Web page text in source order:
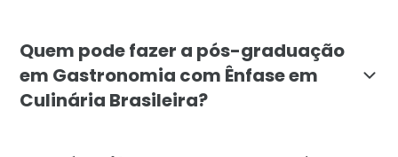
Quem pode fazer a pós-graduação
em Gastronomia com Ênfase em
Culinária Brasileira?